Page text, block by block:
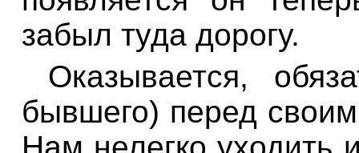
забыл туда дорогу.
Оказывается,
бывшего) перед